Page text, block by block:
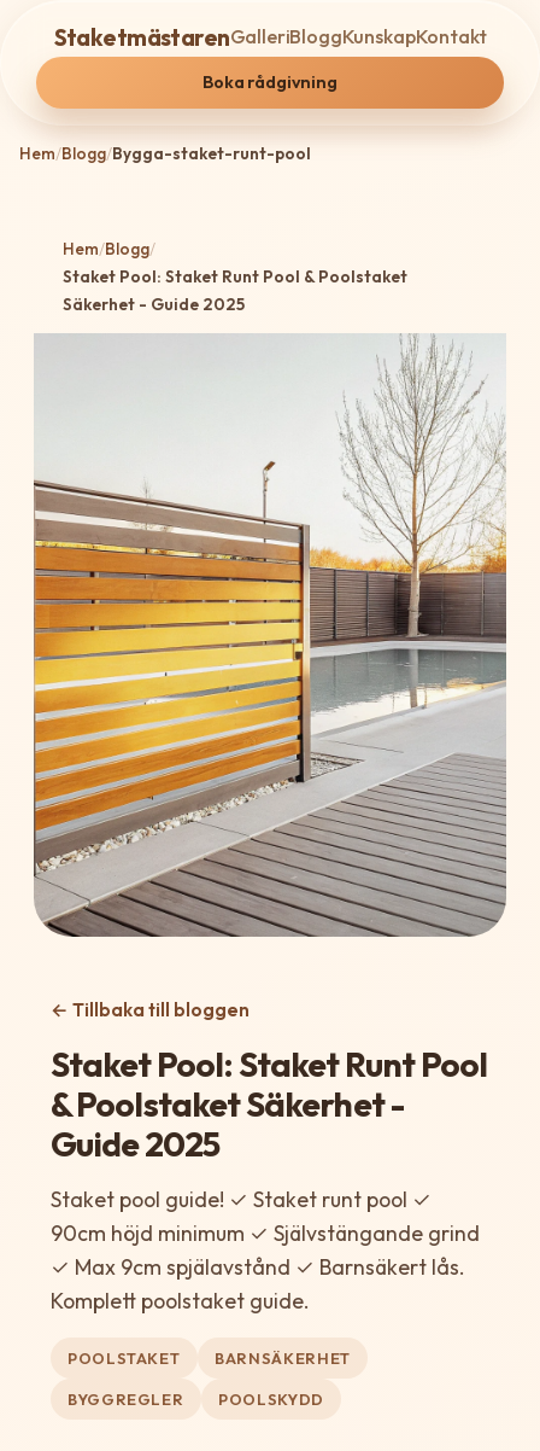
StaketmästarenGalleriBloggKunskapKontakt
Boka rådgivning
Hem/Blogg/Bygga-staket-runt-pool
Hem/Blogg/
Staket Pool: Staket Runt Pool & Poolstaket
Säkerhet - Guide 2025
← Tillbaka till bloggen
Staket Pool: Staket Runt Pool
& Poolstaket Säkerhet -
Guide 2025
Staket pool guide! ✓ Staket runt pool ✓
90cm höjd minimum ✓ Självstängande grind
✓ Max 9cm spjälavstånd ✓ Barnsäkert lås.
Komplett poolstaket guide.
POOLSTAKET BARNSÄKERHET
BYGGREGLER POOLSKYDD